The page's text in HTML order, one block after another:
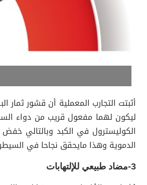
أثبتت التجارب المعملية أن قشور ثمار
الكوليسترول في الكبد وبالتالي خفض
الدموية وهذا مايحقق نجاحا في
3-مضاد طبيعي للإلتهابات